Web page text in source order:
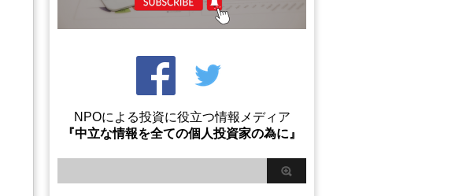
NPOによる投資に役立つ情報メディア
『中立な情報を全ての個人投資家の為に』